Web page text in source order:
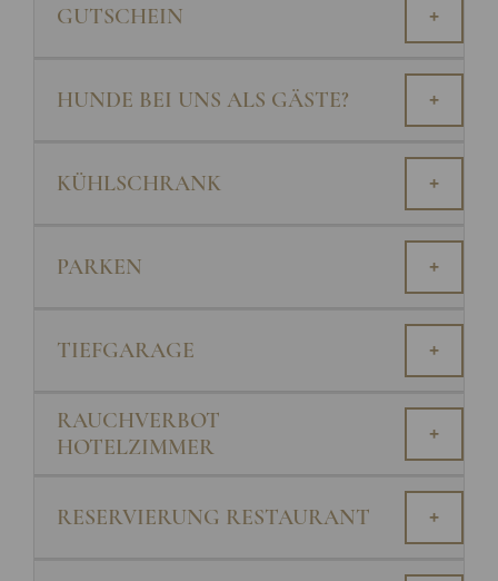
GUTSCHEIN +
HUNDE BEI UNS ALS GÄSTE? +
KÜHLSCHRANK +
PARKEN +
TIEFGARAGE +
RAUCHVERBOT
HOTELZIMMER
+
RESERVIERUNG RESTAURANT +